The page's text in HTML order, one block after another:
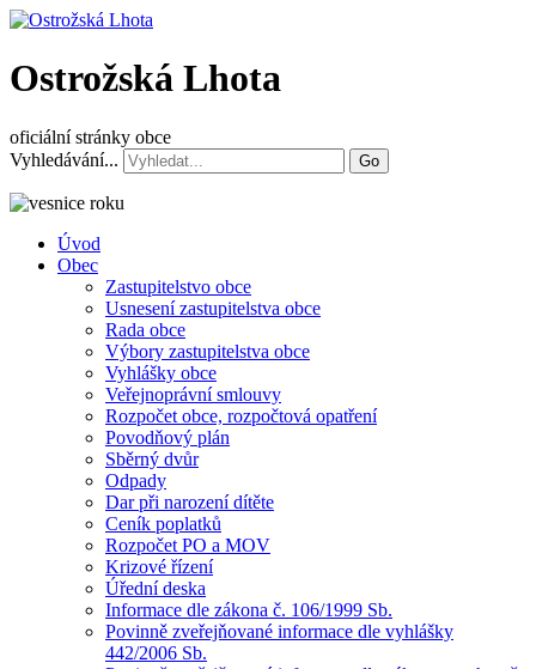
Ostrožská Lhota
oficiální stránky obce
Vyhledávání...
Go
Úvod
Obec
Zastupitelstvo obce
Usnesení zastupitelstva obce
Rada obce
Výbory zastupitelstva obce
Vyhlášky obce
Veřejnoprávní smlouvy
Rozpočet obce, rozpočtová opatření
Povodňový plán
Sběrný dvůr
Odpady
Dar při narození dítěte
Ceník poplatků
Rozpočet PO a MOV
Krizové řízení
Úřední deska
Informace dle zákona č. 106/1999 Sb.
Povinně zveřejňované informace dle vyhlášky
442/2006 Sb.